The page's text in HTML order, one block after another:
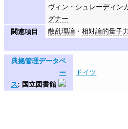
ヴィン・シュレーディン
グナー
関連項目
散乱理論 相対論的量子
典拠管理データベ
ー
ス: 国立図書館
ドイツ